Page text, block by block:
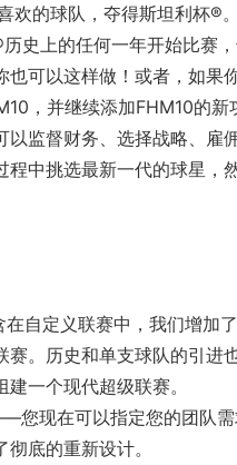
欢的球队，夺得斯坦利杯®
史上的任何一年开始比赛
可以这样做！或者，如果
，并继续添加FHM10的新
监督财务、选择战略、雇
中挑选最新一代的球星，
自定义联赛中，我们增加
。历史和单支球队的引进
一个现代超级联赛。
您现在可以指定您的团队
底的重新设计。